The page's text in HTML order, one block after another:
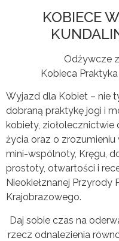
KOBIECE
Odżywcze
Kobieca
Wyjazd dla Kobiet – nie
dobraną praktykę jogi i
kobiety, ziołolecznictwie
życia oraz o zrozumieniu
mini-wspólnoty, Kręgu,
prostoty, otwartości i
Nieokiełznanej Przyrody
Krajobrazowego.
Daj sobie czas na
rzecz odnalezienia